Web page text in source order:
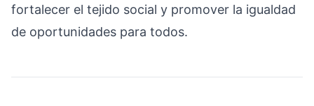
fortalecer el tejido social y promover la igualdad
de oportunidades para todos.